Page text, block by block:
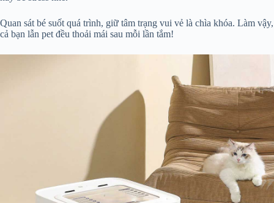
Quan sát bé suốt quá trình, giữ tâm trạng vui vẻ là chìa khóa. Làm vậy,
cả bạn lẫn pet đều thoải mái sau mỗi lần tắm!